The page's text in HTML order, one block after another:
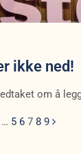
ikke ned!
om å
… 5 6 7 8 9